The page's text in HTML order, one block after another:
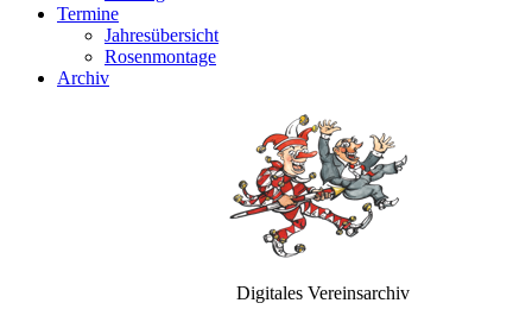
Termine
Jahresübersicht
Rosenmontage
Archiv
Digitales Vereinsarchiv